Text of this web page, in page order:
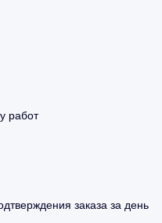
работ
заказа за день